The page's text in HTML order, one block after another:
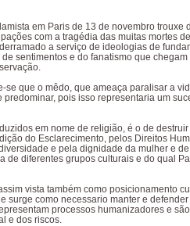
em Paris de 13 de novembro trouxe
com a tragédia das muitas mortes
a serviço de ideologias de
sentimentos e do fanatismo que
se que o mêdo, que ameaça paralisar a
pois isso representaria um
em nome de religião, é o de
do Esclarecimento, pelos Direitos
e pela dignidade da mulher e
de diferentes grupos culturais e do qual
vista também como posicionamento
surge como necessario manter e
processos humanizadores e
e dos riscos.